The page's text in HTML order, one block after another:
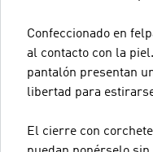
Confeccionado en
al contacto con la
pantalón presentan
libertad para
El cierre con